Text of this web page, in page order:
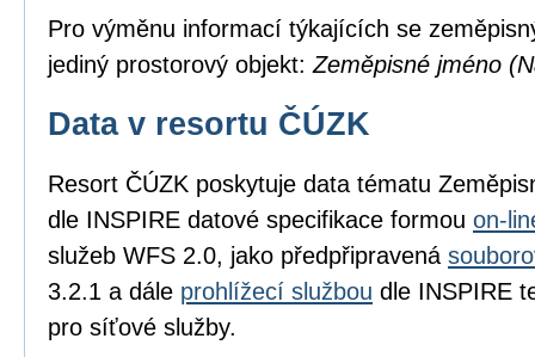
Pro výměnu informací týkajících se
jediný prostorový objekt: Zeměpisné jméno
Data v resortu ČÚZK
Resort ČÚZK poskytuje data tématu
dle INSPIRE datové specifikace formou on-
služeb WFS 2.0, jako předpřipravená
3.2.1 a dále prohlížecí službou dle INSPIRE
pro síťové služby.